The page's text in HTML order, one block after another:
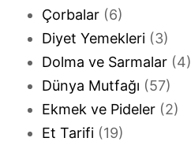
Çorbalar (6)
Diyet Yemekleri (3)
Dolma ve Sarmalar (4)
Dünya Mutfağı (57)
Ekmek ve Pideler (2)
Et Tarifi (19)